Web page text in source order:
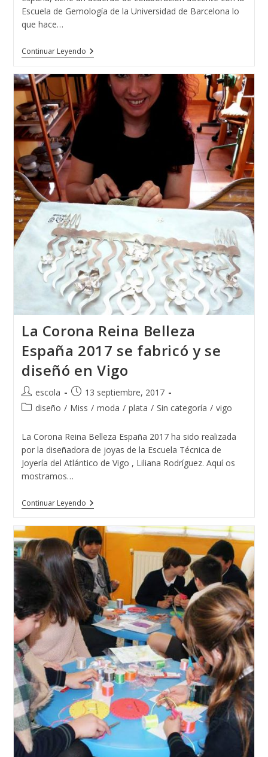
Escuela de Gemología de la Universidad de Barcelona lo
que hace…
Continuar Leyendo15
Promociones
Gemólogos
/as
En
Vigo
La Corona Reina Belleza
España 2017 se fabricó y se
diseñó en Vigo
Autor
de
escola
Publicación
de
13 septiembre, 2017
Categoría
la
entrada:
diseño / Miss / moda / plata / Sin categoría / vigo
La Corona Reina Belleza España 2017 ha sido realizada
por la diseñadora de joyas de la Escuela Técnica de
Joyería del Atlántico de Vigo , Liliana Rodríguez. Aquí os
mostramos…
Continuar LeyendoLa
Corona
Belleza
España
2017
Se
Fabricó
Y
Se
Diseñó
En
Vigo